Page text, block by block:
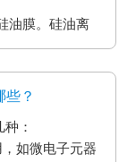
油膜。硅油离
应用和石墨制
以按客户标准
型膜是由表层
特性。氟素离
复合模切加工
的转印纸、微
些？
：
如微电子元器